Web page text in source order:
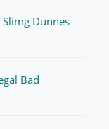
Dunnes
Bad